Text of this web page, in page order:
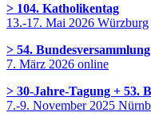
> 104. Katholikentag
13.-17. Mai 2026 Würzburg
> 54. Bundesversammlung
7. März 2026 online
> 30-Jahre-Tagung + 53.
7.-9. November 2025